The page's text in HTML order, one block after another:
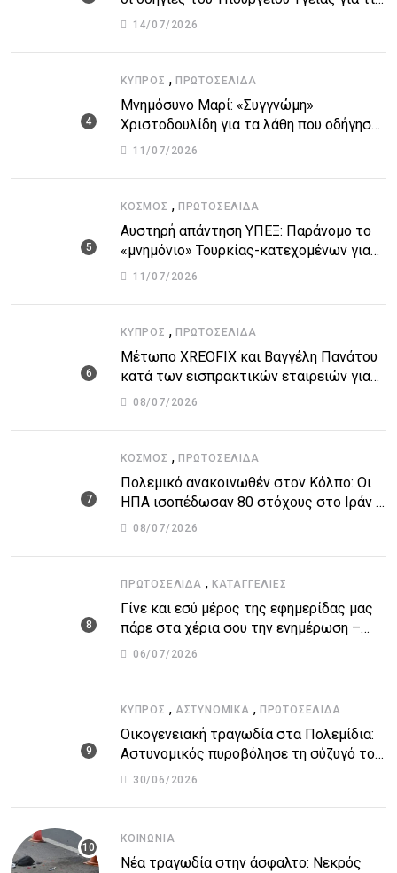
υψηλές θερμοκρασίες
14/07/2026
ΚΎΠΡΟΣ , ΠΡΩΤΟΣΈΛΙΔΑ
Μνημόσυνο Μαρί: «Συγγνώμη»
Χριστοδουλίδη για τα λάθη που οδήγησαν
στην τραγωδία
11/07/2026
ΚΌΣΜΟΣ , ΠΡΩΤΟΣΈΛΙΔΑ
Αυστηρή απάντηση ΥΠΕΞ: Παράνομο το
«μνημόνιο» Τουρκίας-κατεχομένων για
τον υποθαλάσσιο αγωγό
11/07/2026
ΚΎΠΡΟΣ , ΠΡΩΤΟΣΈΛΙΔΑ
Μέτωπο XREOFIX και Βαγγέλη Πανάτου
κατά των εισπρακτικών εταιρειών για
την προστασία των δανειοληπτών
08/07/2026
ΚΌΣΜΟΣ , ΠΡΩΤΟΣΈΛΙΔΑ
Πολεμικό ανακοινωθέν στον Κόλπο: Οι
ΗΠΑ ισοπέδωσαν 80 στόχους στο Ιράν –
Μπαράζ επιθέσεων σε αμερικανικές
08/07/2026
ΠΡΩΤΟΣΈΛΙΔΑ , ΚΑΤΑΓΓΕΛΙΕΣ
Γίνε και εσύ μέρος της εφημερίδας μας
πάρε στα χέρια σου την ενημέρωση –
στείλε το δικό σου άρθρο την δική σου
06/07/2026
ΚΎΠΡΟΣ , ΑΣΤΥΝΟΜΙΚΆ , ΠΡΩΤΟΣΈΛΙΔΑ
Οικογενειακή τραγωδία στα Πολεμίδια:
Αστυνομικός πυροβόλησε τη σύζυγό του
και αυτοκτόνησε
30/06/2026
ΚΟΙΝΩΝΊΑ
Νέα τραγωδία στην άσφαλτο: Νεκρός